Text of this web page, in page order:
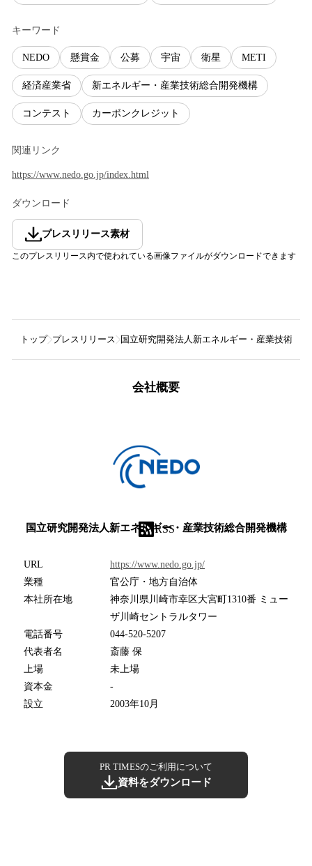
キーワード
NEDO 懸賞金 公募 宇宙 衛星 METI
経済産業省 新エネルギー・産業技術総合開発機構
コンテスト カーボンクレジット
関連リンク
https://www.nedo.go.jp/index.html
ダウンロード
プレスリリース素材
このプレスリリース内で使われている画像ファイルがダウンロードできます
トップ プレスリリース 国立研究開発法人新エネルギー・産業技術総
会社概要
国立研究開発法人新エネルギー・産業技術総合開発機構
RSS
URL
https://www.nedo.go.jp/
業種
官公庁・地方自治体
本社所在地
神奈川県川崎市幸区大宮町1310番 ミュー
ザ川崎セントラルタワー
電話番号
044-520-5207
代表者名
斎藤 保
上場
未上場
資本金
-
設立
2003年10月
PR TIMESのご利用について
資料をダウンロード